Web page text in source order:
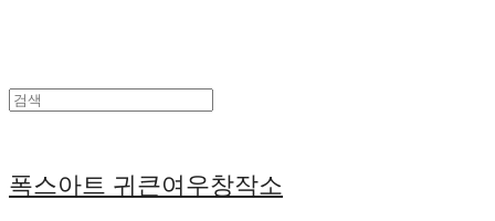
폭스아트 귀큰여우창작소